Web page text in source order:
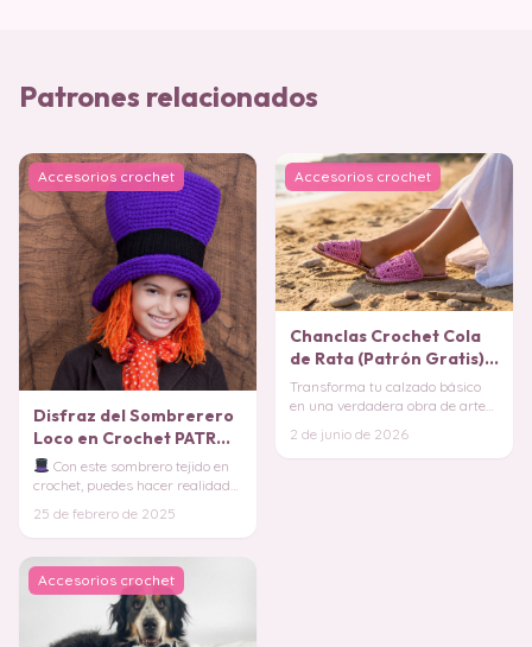
Patrones relacionados
Accesorios crochet
Disfraz del Sombrerero
Loco en Crochet PATRON
GRATIS
Con este sombrero tejido en
crochet, puedes hacer realidad
darle u
25 de febrero de 2025
Accesorios crochet
Chanclas Crochet Cola
de Rata (Patrón Gratis)
Transforma tu calzado básico
en una verdadera obra de arte
tejidas. Est
2 de junio de 2026
Accesorios crochet